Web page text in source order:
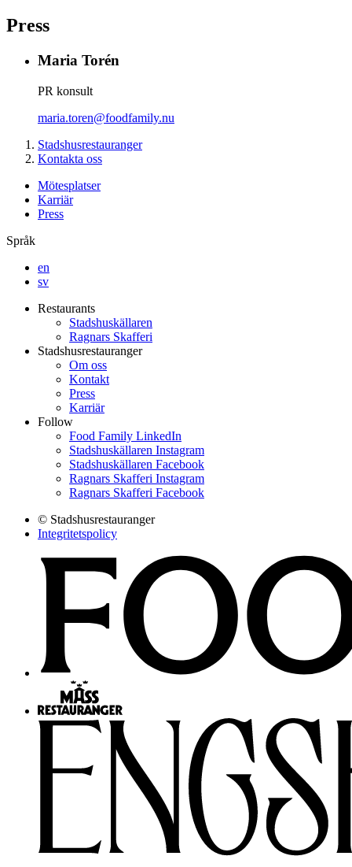
Press
Maria Torén
PR konsult
maria.toren@foodfamily.nu
Stadshusrestauranger
Kontakta oss
Mötesplatser
Karriär
Press
Språk
en
sv
Restaurants
Stadshuskällaren
Ragnars Skafferi
Stadshusrestauranger
Om oss
Kontakt
Press
Karriär
Follow
Food Family LinkedIn
Stadshuskällaren Instagram
Stadshuskällaren Facebook
Ragnars Skafferi Instagram
Ragnars Skafferi Facebook
© Stadshusrestauranger
Integritetspolicy